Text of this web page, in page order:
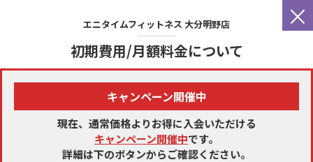
×
エニタイムフィットネス 大分明野店
初期費用/月額料金について
キャンペーン開催中
現在、通常価格よりお得に入会いただける
キャンペーン開催中です。
詳細は下のボタンからご確認ください。